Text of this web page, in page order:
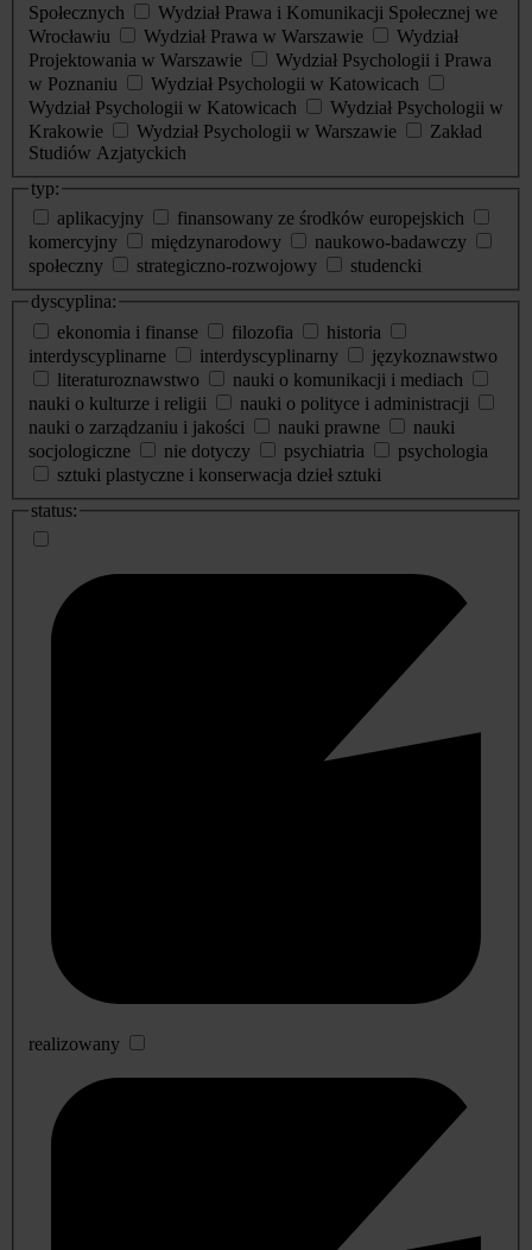
Społecznych
Wydział Prawa i Komunikacji Społecznej we
Wrocławiu
Wydział Prawa w Warszawie
Wydział
Projektowania w Warszawie
Wydział Psychologii i Prawa
w Poznaniu
Wydział Psychologii w Katowicach
Wydział Psychologii w Katowicach
Wydział Psychologii w
Krakowie
Wydział Psychologii w Warszawie
Zakład
Studiów Azjatyckich
typ:
aplikacyjny
finansowany ze środków europejskich
komercyjny
międzynarodowy
naukowo-badawczy
społeczny
strategiczno-rozwojowy
studencki
dyscyplina:
ekonomia i finanse
filozofia
historia
interdyscyplinarne
interdyscyplinarny
językoznawstwo
literaturoznawstwo
nauki o komunikacji i mediach
nauki o kulturze i religii
nauki o polityce i administracji
nauki o zarządzaniu i jakości
nauki prawne
nauki
socjologiczne
nie dotyczy psychiatria
psychologia
sztuki plastyczne i konserwacja dzieł sztuki
status:
realizowany